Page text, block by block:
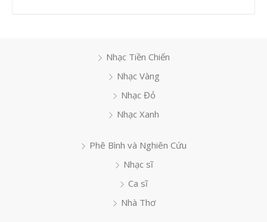
Nhạc Tiền Chiến
Nhạc Vàng
Nhạc Đỏ
Nhạc Xanh
Phê Bình và Nghiên Cứu
Nhạc sĩ
Ca sĩ
Nhà Thơ